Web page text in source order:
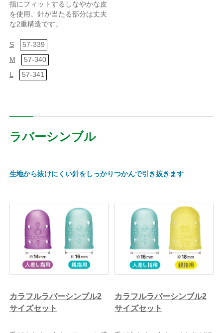
指にフィットするしなやかな皮
を使用。針が当たる部分は丈夫
な2重構造です。
S
57-339
M
57-340
L
57-341
ラバーシンブル
生地から抜けにくい針をしっかりつかんで引き抜きます
カラフルラバーシンブル2
サイズセット
カラフルラバーシンブル2
サイズセット